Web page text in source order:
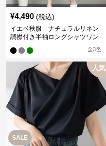
¥4,490 (税込)
イエベ秋服 ナチュラルリネン
調襟付き半袖ロングシャツワン
全3色
SALE
人気